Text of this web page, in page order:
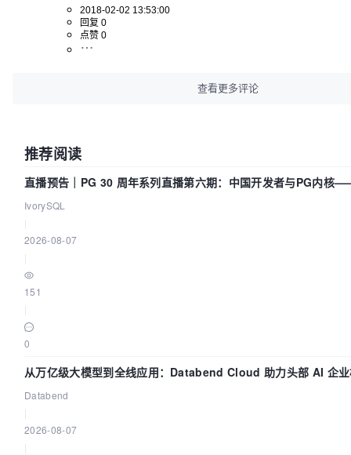
2018-02-02 13:53:00
回复 0
点赞 0
查看更多评论
推荐阅读
直播预告｜PG 30 周年系列直播第六期：中国开发者与PG内核
吗？我们贡献了什么？
IvorySQL
2026-08-07
151
0
从万亿级大模型到全线应用：Databend Cloud 助力头部 AI 企
Trace 数据管道
Databend
2026-08-07